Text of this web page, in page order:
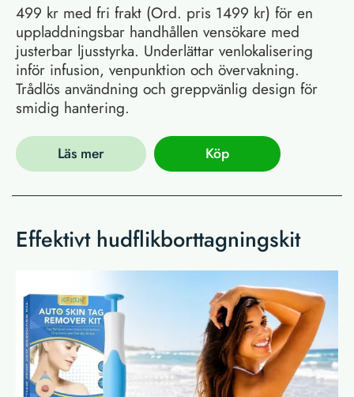
499 kr med fri frakt (Ord. pris 1499 kr) för en
uppladdningsbar handhållen vensökare med
justerbar ljusstyrka. Underlättar venlokalisering
inför infusion, venpunktion och övervakning.
Trådlös användning och greppvänlig design för
smidig hantering.
Läs mer Köp
Effektivt hudflikborttagningskit